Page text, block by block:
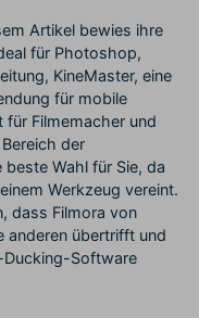
Artikel bewies ihre
für Photoshop,
KineMaster, eine
für mobile
für Filmemacher und
der
Wahl für Sie, da
Werkzeug vereint.
dass Filmora von
anderen übertrifft und
Ducking-Software